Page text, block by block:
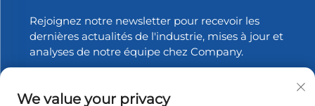
Rejoignez notre newsletter pour recevoir les
dernières actualités de l'industrie, mises à jour et
analyses de notre équipe chez Company.
We value your privacy